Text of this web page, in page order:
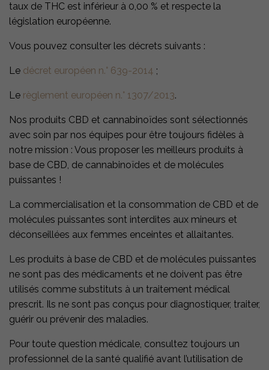
taux de THC est inférieur à 0,00 % et respecte la
législation européenne.
Vous pouvez consulter les décrets suivants :
Le décret européen n.° 639-2014 ;
Le règlement européen n.° 1307/2013.
Nos produits CBD et cannabinoïdes sont sélectionnés
avec soin par nos équipes pour être toujours fidèles à
notre mission : Vous proposer les meilleurs produits à
base de CBD, de cannabinoïdes et de molécules
puissantes !
La commercialisation et la consommation de CBD et de
molécules puissantes sont interdites aux mineurs et
déconseillées aux femmes enceintes et allaitantes.
Les produits à base de CBD et de molécules puissantes
ne sont pas des médicaments et ne doivent pas être
utilisés comme substituts à un traitement médical
prescrit. Ils ne sont pas conçus pour diagnostiquer, traiter,
guérir ou prévenir des maladies.
Pour toute question médicale, consultez toujours un
professionnel de la santé qualifié avant l’utilisation de